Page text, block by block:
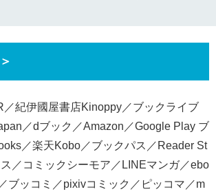
紀伊國屋書店Kinoppy／ブックライブ
／dブック／Amazon／Google Play ブ
／楽天Kobo／ブックパス／Reader St
／コミックシーモア／LINEマンガ／ebo
ブッコミ／pixivコミック／ピッコマ／m